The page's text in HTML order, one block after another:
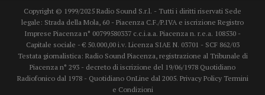
Copyright © 1999/2025 Radio Sound S.r.l. - Tutti i diritti riservati Sede
legale: Strada della Mola, 60 - Piacenza C.F./P.IVA e iscrizione Registro
Imprese Piacenza n° 00799580337 c.c.i.a.a. Piacenza n. r.e.a. 108530 -
Capitale sociale - € 50.000,00 i.v. Licenza SIAE N. 03701 - SCF 862/03
Testata giornalistica: Radio Sound Piacenza, registrazione al Tribunale di
Piacenza n° 293 - decreto di iscrizione del 19/06/1978 Quotidiano
Radiofonico dal 1978 - Quotidiano OnLine dal 2005. Privacy Policy Termini
e Condizioni